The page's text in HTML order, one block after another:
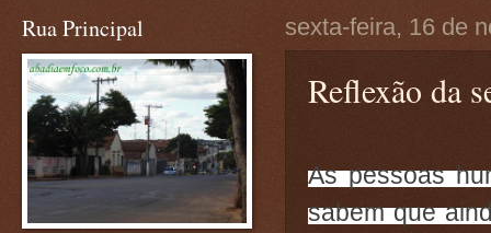
sexta-feira, 16 de
Reflexão da
As pessoas
sabem que
Rua Principal